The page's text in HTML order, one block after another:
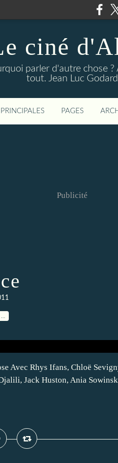
ciné
parler d'autre chose
tout. Jean Luc Godard
PAGES
Publicité
Avec Rhys Ifans, Chloë
Jack Huston, Ania